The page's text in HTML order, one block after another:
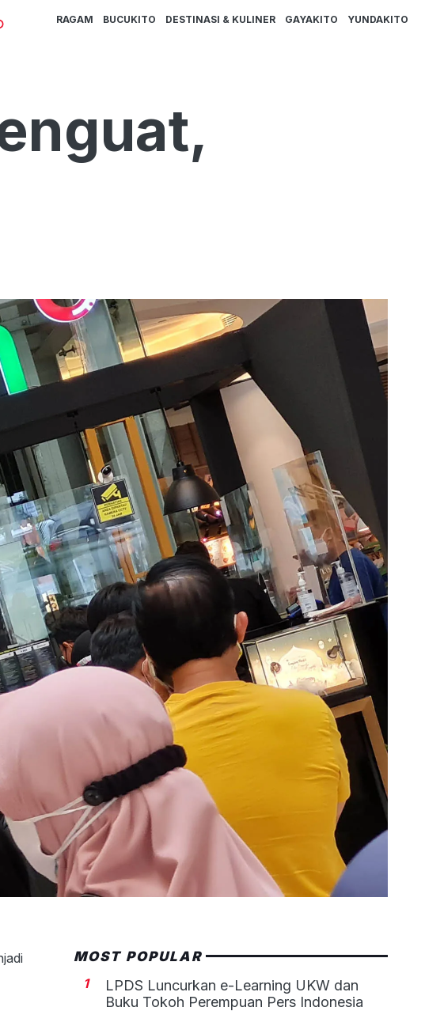
RAGAM BUCUKITO DESTINASI & KULINER GAYAKITO YUNDAKITO
MOST POPULAR
1
LPDS Luncurkan e-Learning UKW dan
Buku Tokoh Perempuan Pers Indonesia